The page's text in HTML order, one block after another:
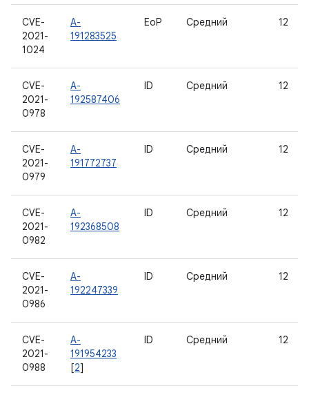
CVE-
2021-
1024
A-
191283525
EoP Средний 12
CVE-
2021-
0978
A-
192587406
ID Средний 12
CVE-
2021-
0979
A-
191772737
ID Средний 12
CVE-
2021-
0982
A-
192368508
ID Средний 12
CVE-
2021-
0986
A-
192247339
ID Средний 12
CVE-
2021-
0988
A-
191954233
[2]
ID Средний 12